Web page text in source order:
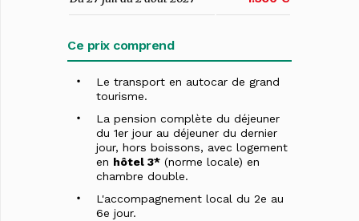
Ce prix comprend
Le transport en autocar de grand
tourisme.
La pension complète du déjeuner
du 1er jour au déjeuner du dernier
jour, hors boissons, avec logement
en hôtel 3* (norme locale) en
chambre double.
L'accompagnement local du 2e au
6e jour.